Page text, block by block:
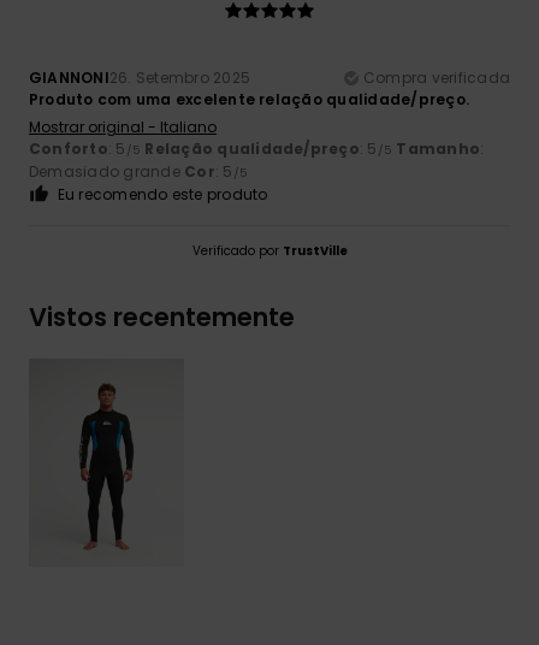
GIANNONI26. Setembro 2025
Compra verificada
Produto com uma excelente relação qualidade/preço.
Mostrar original - Italiano
Conforto: 5 /5 Relação qualidade/preço: 5 /5 Tamanho:
Demasiado grande Cor: 5 /5
Eu recomendo este produto
Verificado por TrustVille
Vistos recentemente